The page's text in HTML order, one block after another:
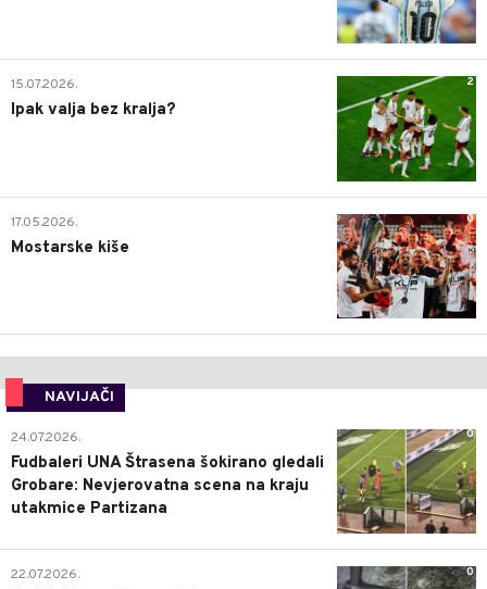
2
15.07.2026.
Ipak valja bez kralja?
0
17.05.2026.
Mostarske kiše
NAVIJAČI
0
24.07.2026.
Fudbaleri UNA Štrasena šokirano gledali
Grobare: Nevjerovatna scena na kraju
utakmice Partizana
0
22.07.2026.